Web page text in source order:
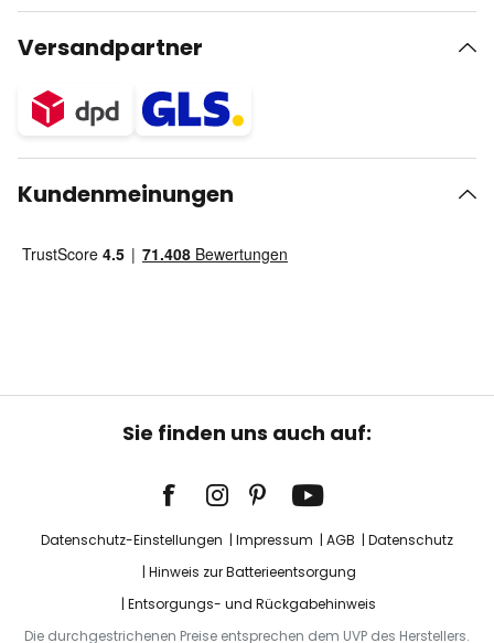
Versandpartner
Kundenmeinungen
Sie finden uns auch auf:
Datenschutz-Einstellungen Impressum AGB
Datenschutz
Hinweis zur Batterieentsorgung
Entsorgungs- und Rückgabehinweis
Die durchgestrichenen Preise entsprechen dem UVP des Herstellers.